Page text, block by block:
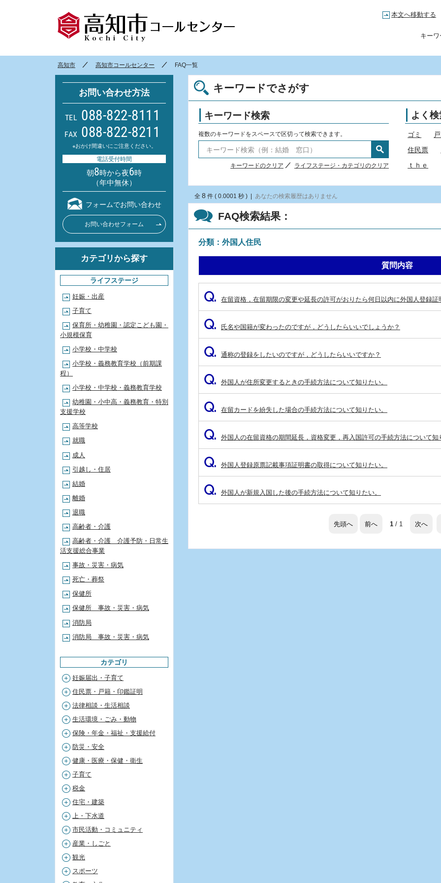
本文へ移動する
キー
高知市 高知市コールセンター FAQ一覧
キーワードでさがす
キーワード検索
複数のキーワードをスペースで区切って検索できます。
キーワードのクリア ライフステージ・カテゴリのクリア
よく
ゴミ
住民票
ｔｈｅ
FAQ検索結果：
分類：外国人住民
全 8 件 ( 0.0001 秒 ) あなたの検索履歴はありません
質問内容
Q. 在留資格，在留期限の変更や延長の許可がおりたら何日以内に外国人登録
Q. 氏名や国籍が変わったのですが，どうしたらいいでしょうか？
Q. 通称の登録をしたいのですが，どうしたらいいですか？
Q. 外国人が住所変更するときの手続方法について知りたい。
Q. 在留カードを紛失した場合の手続方法について知りたい。
Q. 外国人の在留資格の期間延長，資格変更，再入国許可の手続方法について知
Q. 外国人登録原票記載事項証明書の取得について知りたい。
Q. 外国人が新規入国した後の手続方法について知りたい。
先頭へ 前へ 1 / 1 次へ
お問い合わせ方法
TEL 088-822-8111
FAX 088-822-8211
※おかけ間違いにご注意ください。
電話受付時間
朝8時から夜6時
（年中無休）
フォームでお問い合わせ
お問い合わせフォーム
カテゴリから探す
ライフステージ
妊娠・出産
子育て
保育所・幼稚園・認定こども園・
小規模保育
小学校・中学校
小学校・義務教育学校（前期課
程）
小学校・中学校・義務教育学校
幼稚園・小中高・義務教育・特別
支援学校
高等学校
就職
成人
引越し・住居
結婚
離婚
退職
高齢者・介護
高齢者・介護 介護予防・日常生
活支援総合事業
事故・災害・病気
死亡・葬祭
保健所
保健所 事故・災害・病気
消防局
消防局 事故・災害・病気
カテゴリ
妊娠届出・子育て
住民票・戸籍・印鑑証明
法律相談・生活相談
生活環境・ごみ・動物
保険・年金・福祉・支援給付
防災・安全
健康・医療・保健・衛生
子育て
税金
住宅・建築
上・下水道
市民活動・コミュニティ
産業・しごと
観光
スポーツ